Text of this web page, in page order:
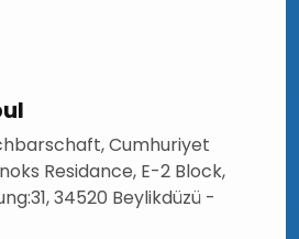
Cumhuriyet
Residance, E-2 Block,
34520 Beylikdüzü -